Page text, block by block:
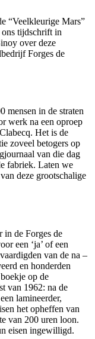
“Veelkleurige Mars”
tijdschrift in
over deze
Forges de
mensen in de straten
werk na een oproep
Het is de
zoveel betogers op
van die dag
fabriek. Laten we
deze grootschalige
in de Forges de
een ‘ja’ of een
van de na –
en honderden
op de
van 1962: na de
lamineerder,
het opheffen van
van 200 uren loon.
eisen ingewilligd.